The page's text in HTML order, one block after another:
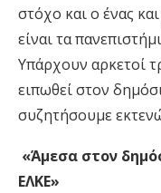
στόχο και ο ένας
είναι τα
Υπάρχουν αρκετοί
ειπωθεί στον
συζητήσουμε
«Άμεσα στον
ΕΛΚΕ»